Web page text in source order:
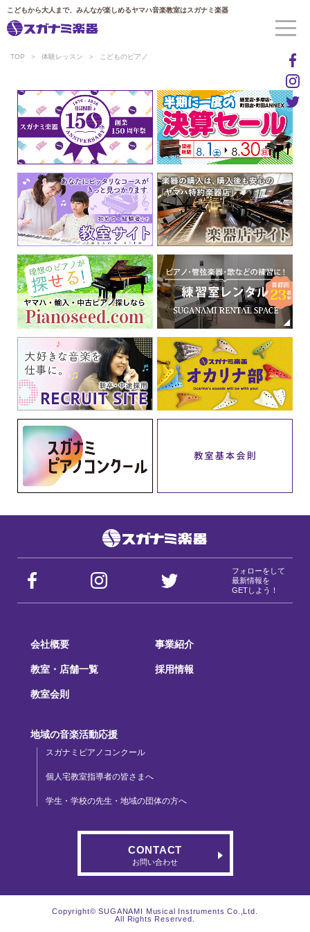
こどもから大人まで、みんなが楽しめるヤマハ音楽教室はスガナミ楽器
TOP 体験レッスン こどものピアノ
フォローをして
最新情報を
GETしよう！
会社概要 事業紹介
教室・店舗一覧 採用情報
教室会則
地域の音楽活動応援
スガナミピアノコンクール
個人宅教室指導者の皆さまへ
学生・学校の先生・地域の団体の方へ
CONTACT
お問い合わせ
Copyright© SUGANAMI Musical Instruments Co.,Ltd.
All Rights Reserved.